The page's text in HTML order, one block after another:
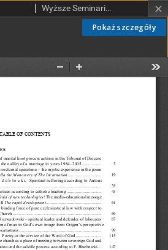
Pokaż szczegóły
Wyższe Seminarium Duchowne w Łodzi